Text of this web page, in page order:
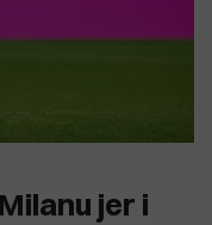
jer i